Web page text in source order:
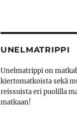
UNELMATRIPPI
Unelmatrippi on
kiertomatkoista sekä
reissuista eri puolilla
matkaan!